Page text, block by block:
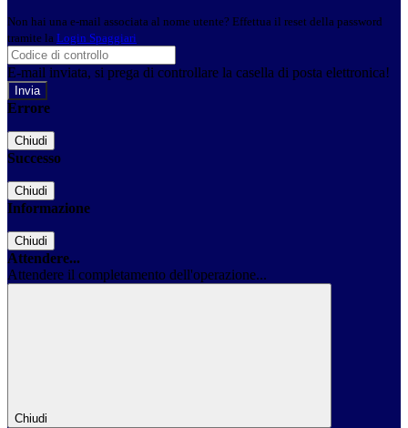
Non hai una e-mail associata al nome utente? Effettua il reset della password
tramite la Login Spaggiari
E-mail inviata, si prega di controllare la casella di posta elettronica!
Errore
Chiudi
Successo
Chiudi
Informazione
Chiudi
Attendere...
Attendere il completamento dell'operazione...
Chiudi